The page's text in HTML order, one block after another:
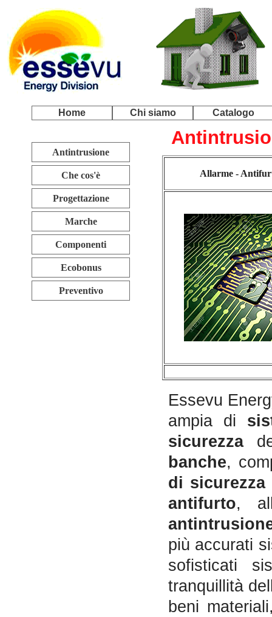
Home Chi siamo Catalogo
Antintrusione
Che cos'è
Progettazione
Marche
Componenti
Ecobonus
Preventivo
Allarme -
Essevu
ampia di
sicurezza
banche,
di sicurezza
antifurto,
più accurati
sofisticati
tranquillità
beni